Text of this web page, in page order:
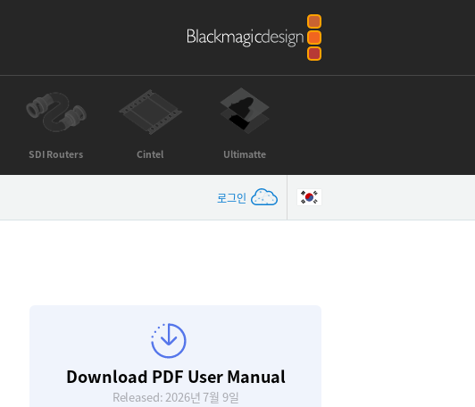
SDI Routers Cintel Ultimatte
로그인
Download PDF User Manual
Released: 2026년 7월 9일